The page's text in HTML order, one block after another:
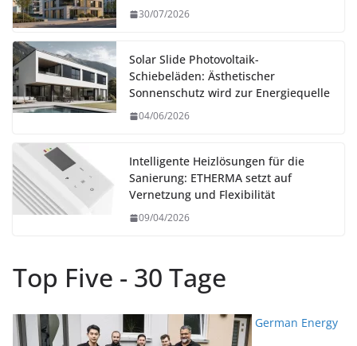
30/07/2026
Solar Slide Photovoltaik-
Schiebeläden: Ästhetischer
Sonnenschutz wird zur Energiequelle
04/06/2026
Intelligente Heizlösungen für die
Sanierung: ETHERMA setzt auf
Vernetzung und Flexibilität
09/04/2026
Top Five - 30 Tage
German Energy